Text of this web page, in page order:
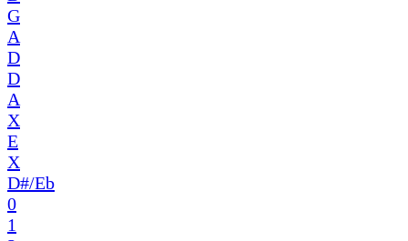
G
A
D
D
A
X
E
X
D#/Eb
0
1